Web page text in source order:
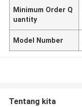
Minimum Order Q
uantity
Model Number
Tentang kita